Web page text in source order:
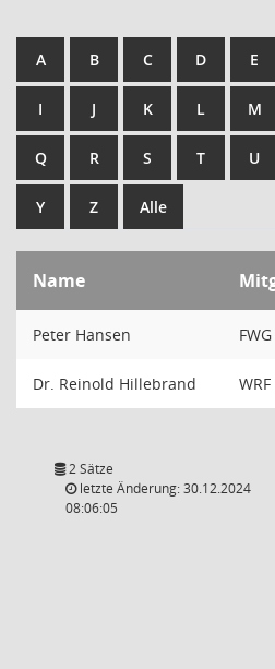
A B C D E
I J K L M
Q R S T U
Y Z Alle
Name
Peter Hansen FWG
Dr. Reinold Hillebrand
2 Sätze
letzte Änderung: 30.12.2024
08:06:05